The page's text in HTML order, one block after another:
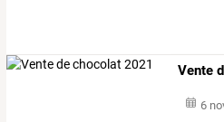
Vente
6